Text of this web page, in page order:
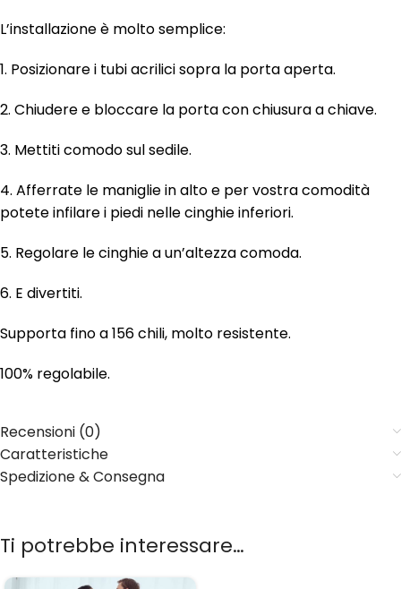
L’installazione è molto semplice:
1. Posizionare i tubi acrilici sopra la porta aperta.
2. Chiudere e bloccare la porta con chiusura a chiave.
3. Mettiti comodo sul sedile.
4. Afferrate le maniglie in alto e per vostra comodità
potete infilare i piedi nelle cinghie inferiori.
5. Regolare le cinghie a un’altezza comoda.
6. E divertiti.
Supporta fino a 156 chili, molto resistente.
100% regolabile.
Recensioni (0)
Caratteristiche
Spedizione & Consegna
Ti potrebbe interessare…